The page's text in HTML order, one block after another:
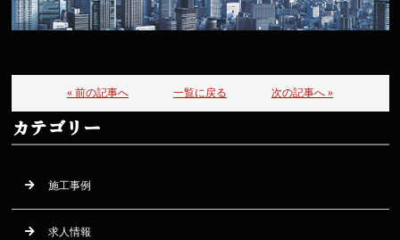
« 前の記事へ 一覧に戻る 次の記事へ »
カテゴリー
施工事例
求人情報